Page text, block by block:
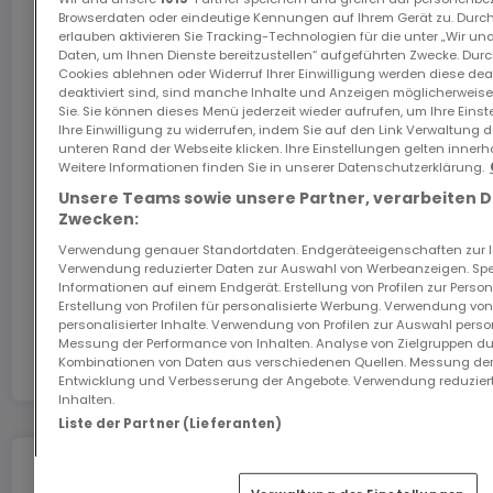
Property Invest Team
Tel: +352 26 33 09 30
Email: info@propertyinvest.lu
Web: www.propertyinvest.lu
----------
***SOLD***
RESIDENCES "CAILIN" AND "CHARLEEN," Junglinster
The Property Invest Agency is pleased to present
the new high-end residential complex "CAILIN &
CHARLEEN" at the corner of Rue des Cerises and
Rue Rham in Junglinster.
Internet
Das GiGA Internet: Internet zu Hause
Sichern Sie sich mit dem Code ATHOME26 einen
Monat kostenloses Internet im schnellsten Netz
In Zusammenarbeit mit
Umziehen ohne Stress
Browserdaten oder eindeutige Kennungen auf Ihrem Gerät zu.
erlauben aktivieren Sie Tracking-Technologien für die unter „Wir
Daten, um Ihnen Dienste bereitzustellen“ aufgeführten Zwecke.
Cookies ablehnen oder Widerruf Ihrer Einwilligung werden diese
deaktiviert sind, sind manche Inhalte und Anzeigen
Sie. Sie können dieses Menü jederzeit wieder aufrufen, um Ihre
Ihre Einwilligung zu widerrufen, indem Sie auf den Link Verwaltung
unteren Rand der Webseite klicken. Ihre Einstellungen gelten
Weitere Informationen finden Sie in unserer Datenschutzerklärung.
Unsere Teams sowie unsere Partner, verarbeiten
Zwecken:
Verwendung genauer Standortdaten. Endgeräteeigenschaften zur
Verwendung reduzierter Daten zur Auswahl von Werbeanzeigen.
Informationen auf einem Endgerät. Erstellung von Profilen zur
Erstellung von Profilen für personalisierte Werbung. Verwendung
personalisierter Inhalte. Verwendung von Profilen zur Auswahl
Messung der Performance von Inhalten. Analyse von Zielgruppen
Kombinationen von Daten aus verschiedenen Quellen. Messung
Entwicklung und Verbesserung der Angebote. Verwendung
Inhalten.
Liste der Partner (Lieferanten)